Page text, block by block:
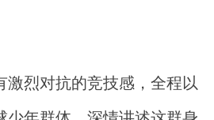
烈对抗的竞技感，全程以